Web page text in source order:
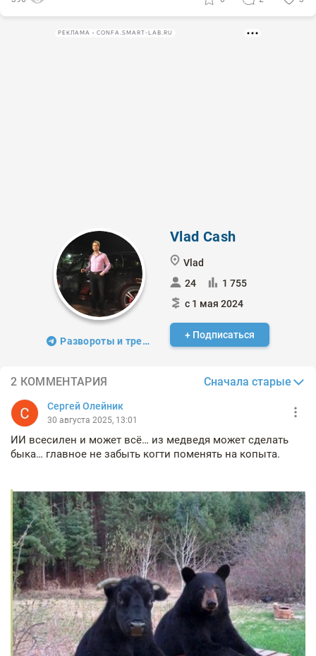
РЕКЛАМА • CONFA.SMART-LAB.RU
Развороты и тренды
Vlad Cash
Vlad
24
1 755
с 1 мая 2024
+ Подписаться
2 КОММЕНТАРИЯ Сначала старые
Сергей Олейник
30 августа 2025, 13:01
ИИ всесилен и может всё… из медведя может сделать
быка… главное не забыть когти поменять на копыта.